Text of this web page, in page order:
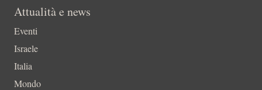
Attualità e news
Eventi
Israele
Italia
Mondo